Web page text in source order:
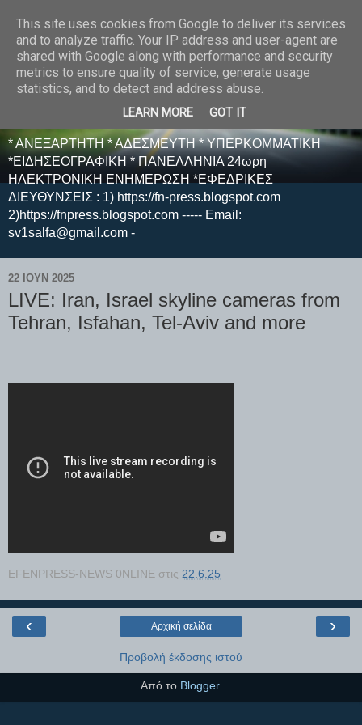
E F E N P R E S S -
ΗΛΕΚΤΡΟΝΙΚΗ
ΕΦΗΜΕΡΙΔΑ
* ΑΝΕΞΑΡΤΗΤΗ * ΑΔΕΣΜΕΥΤΗ * ΥΠΕΡΚΟΜΜΑΤΙΚΗ
*ΕΙΔΗΣΕΟΓΡΑΦΙΚΗ * ΠΑΝΕΛΛΗΝΙΑ 24ωρη
ΗΛΕΚΤΡΟΝΙΚΗ ΕΝΗΜΕΡΩΣΗ *ΕΦΕΔΡΙΚΕΣ
ΔΙΕΥΘΥΝΣΕΙΣ : 1) https://fn-press.blogspot.com
2)https://fnpress.blogspot.com ----- Email:
sv1salfa@gmail.com -
22 ΙΟΥΝ 2025
LIVE: Iran, Israel skyline cameras from
Tehran, Isfahan, Tel-Aviv and more
EFENPRESS-NEWS 0NLINE στις 22.6.25
‹ ›
Αρχική σελίδα
Προβολή έκδοσης ιστού
Από το Blogger.
This site uses cookies from Google to deliver its services
and to analyze traffic. Your IP address and user-agent are
shared with Google along with performance and security
metrics to ensure quality of service, generate usage
statistics, and to detect and address abuse.
LEARN MORE GOT IT